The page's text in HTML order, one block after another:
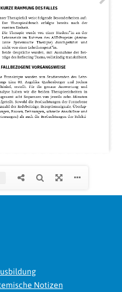
Notizen